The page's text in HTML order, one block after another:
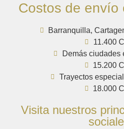
Costos de envío
Barranquilla,
11.400
Demás ciudades
15.200
Trayectos
18.000
Visita nuestros